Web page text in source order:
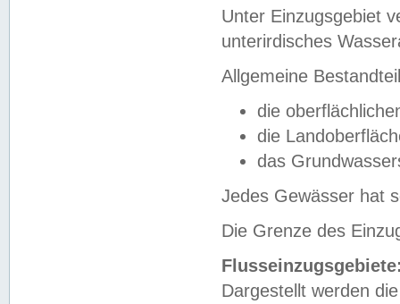
Unter Einzugsgebiet
unterirdisches
Allgemeine
die
die
das
Jedes Gewässer hat
Die Grenze des
Dargestellt werden